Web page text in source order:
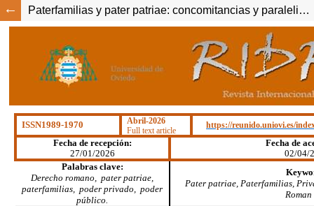
Paterfamilias y pater patriae: concomitancias y paralelismos entre el poder público y el privado en el Derecho Romano